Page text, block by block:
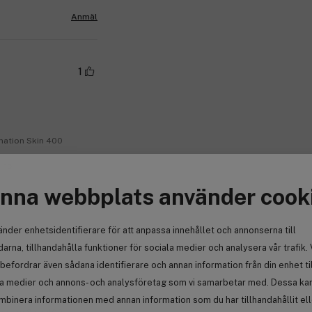
webbplats använder
enhetsidentifierare för att anpassa innehållet och annonserna till
tillhandahålla funktioner för sociala medier och analysera vår trafik.
även sådana identifierare och annan information från din enhet
medier och annons- och analysföretag som vi samarbetar med. Dessa
informationen med annan information som du har tillhandahållit
Anmäl
1
Skin 400
Anmäl